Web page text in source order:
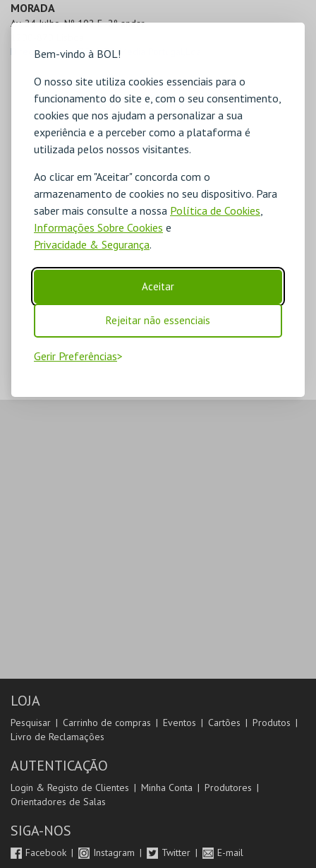
Bem-vindo à BOL!
O nosso site utiliza cookies essenciais para o
funcionamento do site e, com o seu consentimento,
cookies que nos ajudam a personalizar a sua
experiência e a perceber como a plataforma é
utilizada pelos nossos visitantes.
Ao clicar em "Aceitar" concorda com o
armazenamento de cookies no seu dispositivo. Para
saber mais consulte a nossa Política de Cookies,
Informações Sobre Cookies e
Privacidade & Segurança.
Aceitar
Rejeitar não essenciais
Gerir Preferências
MORADA
Av. 24 Julho, Nº 102 E -2º andar
Direcções para ZOMATO Media Portugal,Lda
LOJA
Pesquisar Carrinho de compras Eventos Cartões
Produtos
Livro de Reclamações
AUTENTICAÇÃO
Login & Registo de Clientes Minha Conta
Produtores
Orientadores de Salas
SIGA-NOS
Facebook Instagram Twitter E-mail